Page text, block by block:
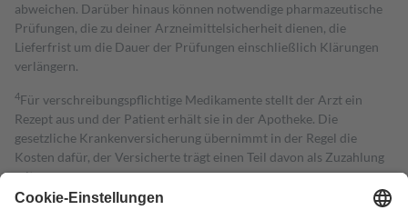
abweichen. Darüber hinaus können notwendige pharmazeutische
Prüfungen, die zu deiner Arzneimittelsicherheit dienen, die
Lieferfrist um die Dauer der Prüfungen einschließlich Klärungen
verlängern.
4Für verschreibungspflichtige Medikamente stellt der Arzt ein
Rezept aus und der Patient erhält sie in der Apotheke. Die
gesetzliche Krankenversicherung übernimmt in der Regel die
Kosten dafür, der Versicherte trägt einen Teil davon als Zuzahlung
mit.
Grundsätzlich leisten Mitglieder Zuzahlungen in Höhe von zehn